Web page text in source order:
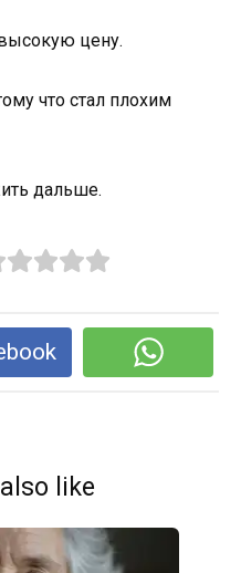
цену.
что стал плохим
дальше.
like